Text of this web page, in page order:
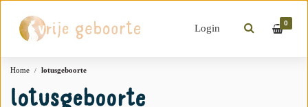
Login 0
Home lotusgeboorte
lotusgeboorte